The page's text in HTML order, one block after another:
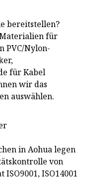
bereitstellen?
für
PVC/Nylon-
für Kabel
wir das
auswählen.
in Aohua legen
von
ISO14001